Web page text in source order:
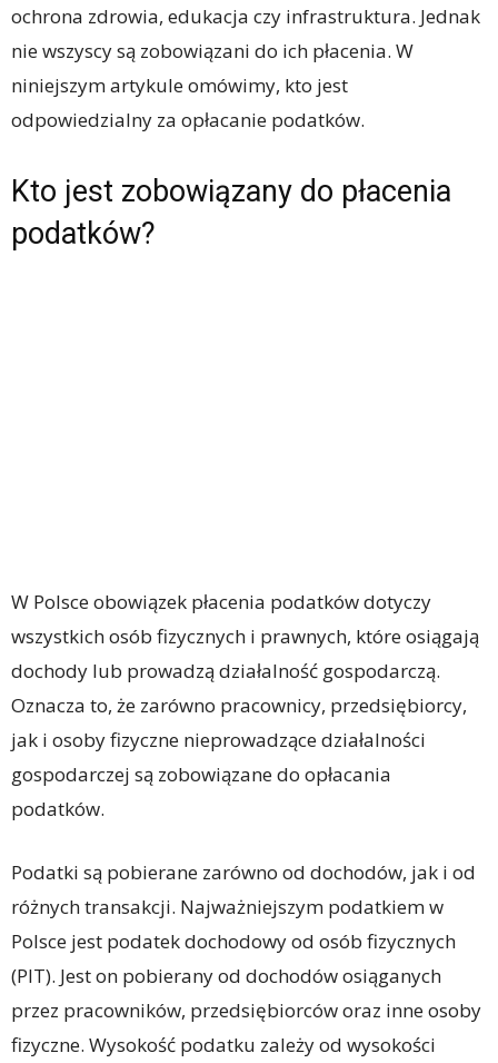
ochrona zdrowia, edukacja czy infrastruktura. Jednak
nie wszyscy są zobowiązani do ich płacenia. W
niniejszym artykule omówimy, kto jest
odpowiedzialny za opłacanie podatków.
Kto jest zobowiązany do płacenia
podatków?
W Polsce obowiązek płacenia podatków dotyczy
wszystkich osób fizycznych i prawnych, które osiągają
dochody lub prowadzą działalność gospodarczą.
Oznacza to, że zarówno pracownicy, przedsiębiorcy,
jak i osoby fizyczne nieprowadzące działalności
gospodarczej są zobowiązane do opłacania
podatków.
Podatki są pobierane zarówno od dochodów, jak i od
różnych transakcji. Najważniejszym podatkiem w
Polsce jest podatek dochodowy od osób fizycznych
(PIT). Jest on pobierany od dochodów osiąganych
przez pracowników, przedsiębiorców oraz inne osoby
fizyczne. Wysokość podatku zależy od wysokości